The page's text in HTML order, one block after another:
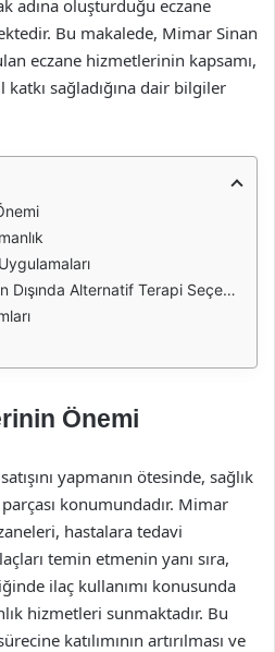
adına oluşturduğu eczane
Bu makalede, Mimar Sinan
eczane hizmetlerinin kapsamı,
sağladığına dair bilgiler
Alternatif Terapi Seçenekleri
Önemi
yapmanın ötesinde, sağlık
konumundadır. Mimar
hastalara tedavi
temin etmenin yanı sıra,
ilaç kullanımı konusunda
hizmetleri sunmaktadır. Bu
katılımının artırılması ve